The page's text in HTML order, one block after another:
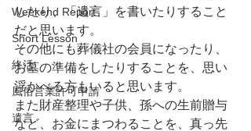
Weekend Report
Short Lesson
終活
風俗営業許可申請
遺言
したり、「遺言」を書いたりすること
だと思います。
その他にも葬儀社の会員になったり、
お墓の準備をしたりすることを、思い
浮かべる方もいると思います。
また財産整理や子供、孫への生前贈与
など、お金にまつわることを、真っ先